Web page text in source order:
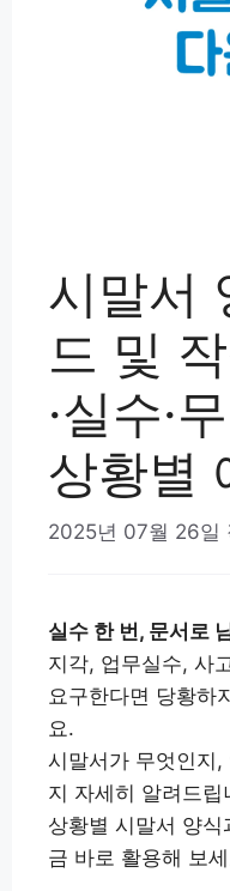
시말서
드 및
·실수·
상황별
2025년 07월 26일
실수 한 번, 문서로
지각, 업무실수, 사
요구한다면 당황하
요.
시말서가 무엇인지
지 자세히 알려드립
상황별 시말서 양
금 바로 활용해 보